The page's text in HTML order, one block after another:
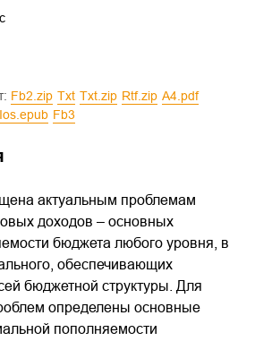
fb2.zip txt txt.zip rtf.zip
a4.pdf
ios.epub fb3
актуальным проблемам
доходов – основных
бюджета любого уровня, в
обеспечивающих
бюджетной структуры. Для
определены основные
пополняемости